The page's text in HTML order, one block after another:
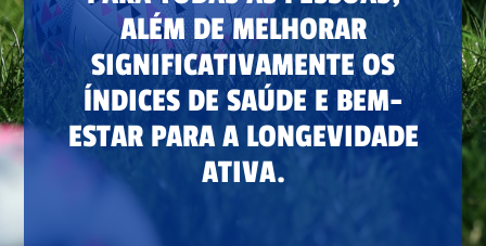
ALÉM DE MELHORAR
SIGNIFICATIVAMENTE OS
ÍNDICES DE SAÚDE E BEM-
ESTAR PARA A LONGEVIDADE
ATIVA.